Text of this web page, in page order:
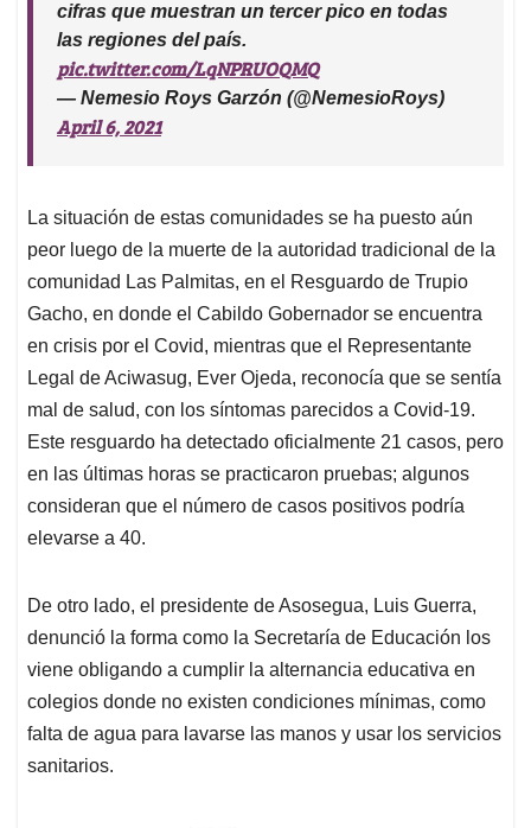
cifras que muestran un tercer pico en todas
las regiones del país.
pic.twitter.com/LqNPRUOQMQ
— Nemesio Roys Garzón (@NemesioRoys)
April 6, 2021
La situación de estas comunidades se ha puesto aún
peor luego de la muerte de la autoridad tradicional de la
comunidad Las Palmitas, en el Resguardo de Trupio
Gacho, en donde el Cabildo Gobernador se encuentra
en crisis por el Covid, mientras que el Representante
Legal de Aciwasug, Ever Ojeda, reconocía que se sentía
mal de salud, con los síntomas parecidos a Covid-19.
Este resguardo ha detectado oficialmente 21 casos, pero
en las últimas horas se practicaron pruebas; algunos
consideran que el número de casos positivos podría
elevarse a 40.
De otro lado, el presidente de Asosegua, Luis Guerra,
denunció la forma como la Secretaría de Educación los
viene obligando a cumplir la alternancia educativa en
colegios donde no existen condiciones mínimas, como
falta de agua para lavarse las manos y usar los servicios
sanitarios.